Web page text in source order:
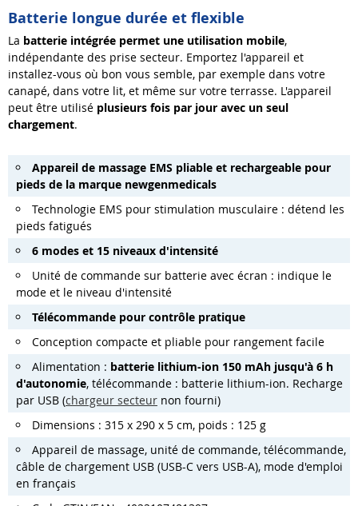
Batterie longue durée et flexible
La batterie intégrée permet une utilisation mobile,
indépendante des prise secteur. Emportez l'appareil et
installez-vous où bon vous semble, par exemple dans votre
canapé, dans votre lit, et même sur votre terrasse. L'appareil
peut être utilisé plusieurs fois par jour avec un seul
chargement.
Appareil de massage EMS pliable et rechargeable pour
pieds de la marque newgenmedicals
Technologie EMS pour stimulation musculaire : détend les
pieds fatigués
6 modes et 15 niveaux d'intensité
Unité de commande sur batterie avec écran : indique le
mode et le niveau d'intensité
Télécommande pour contrôle pratique
Conception compacte et pliable pour rangement facile
Alimentation : batterie lithium-ion 150 mAh jusqu'à 6 h
d'autonomie, télécommande : batterie lithium-ion. Recharge
par USB (chargeur secteur non fourni)
Dimensions : 315 x 290 x 5 cm, poids : 125 g
Appareil de massage, unité de commande, télécommande,
câble de chargement USB (USB-C vers USB-A), mode d'emploi
en français